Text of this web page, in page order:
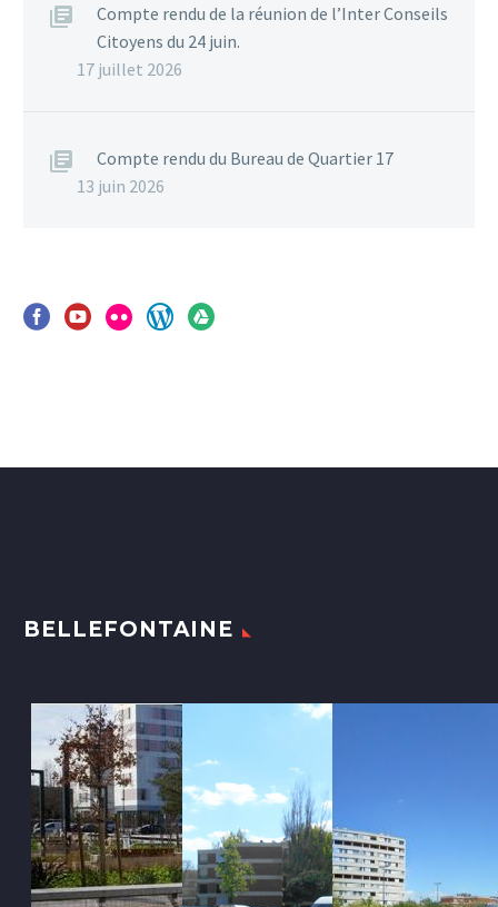
Compte rendu de la réunion de l’Inter Conseils
Citoyens du 24 juin.
17 juillet 2026
Compte rendu du Bureau de Quartier 17
13 juin 2026
BELLEFONTAINE